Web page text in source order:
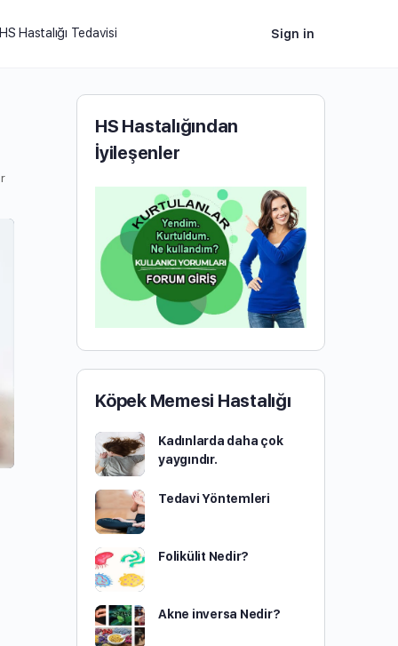
Hastalığı Tedavisi Sign in
HS Hastalığından
İyileşenler
Köpek Memesi Hastalığı
Kadınlarda daha çok
yaygındır.
Tedavi Yöntemleri
Folikülit Nedir?
Akne inversa Nedir?